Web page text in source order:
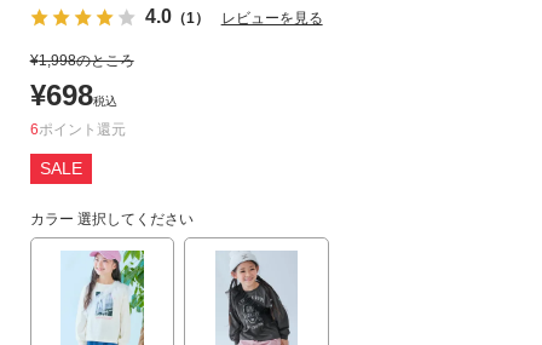
ら
す
ラ
ン
キ
ン
グ
4.0（1） レビューを見る
¥1,998のところ
¥698税込
6ポイント
SALE
カラー 選択してください